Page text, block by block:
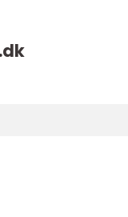
dk